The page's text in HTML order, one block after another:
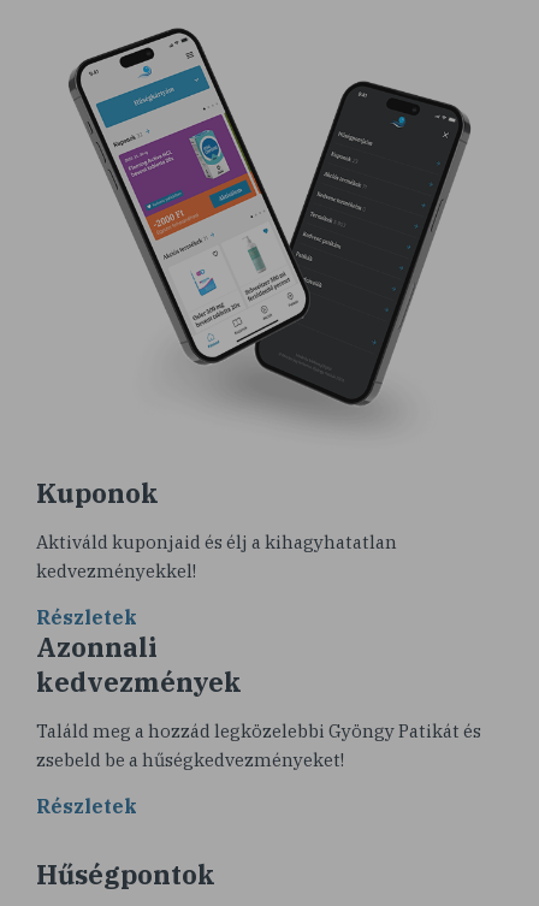
Kuponok
Aktiváld kuponjaid és élj a kihagyhatatlan
kedvezményekkel!
Részletek
Azonnali
kedvezmények
Találd meg a hozzád legközelebbi Gyöngy Patikát és
zsebeld be a hűségkedvezményeket!
Részletek
Hűségpontok